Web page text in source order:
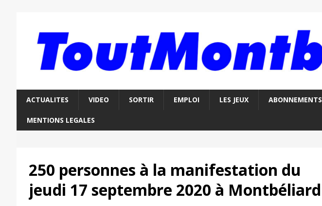
ACTUALITES VIDEO SORTIR EMPLOI LES JEUX ABONNEMENTS
MENTIONS LEGALES
250 personnes à la manifestation du
jeudi 17 septembre 2020 à Montbéliard